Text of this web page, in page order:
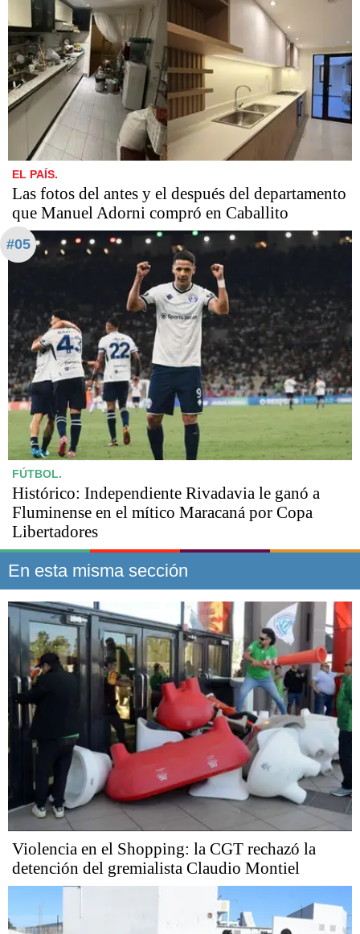
EL PAÍS.
Las fotos del antes y el después del departamento
que Manuel Adorni compró en Caballito
#05
FÚTBOL.
Histórico: Independiente Rivadavia le ganó a
Fluminense en el mítico Maracaná por Copa
Libertadores
En esta misma sección
Violencia en el Shopping: la CGT rechazó la
detención del gremialista Claudio Montiel